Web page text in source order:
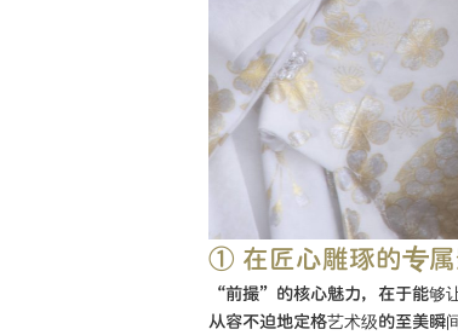
① 在匠心雕琢的专属
“前撮”的核心魅力，在于能够
从容不迫地定格艺术级的至美瞬